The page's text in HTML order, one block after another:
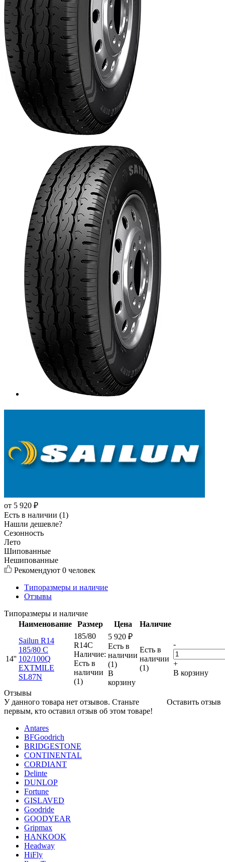
от 5 920 ₽
Есть в наличии (1)
Нашли дешевле?
Сезонность
Лето
Шипованные
Нешипованные
Рекомендуют 0 человек
Типоразмеры и наличие
Отзывы
Типоразмеры и наличие
Наименование
Размер Цена Наличие
14''
Sailun R14
185/80 C
102/100Q
EXTMILE
SL87N
185/80
R14C
Наличие:
Есть в
наличии
(1)
5 920 ₽
Есть в
наличии
(1)
В
корзину
Есть в
наличии
(1)
-
+
В корзину
Отзывы
Оставить отзыв
У данного товара нет отзывов. Станьте
первым, кто оставил отзыв об этом товаре!
Antares
BFGoodrich
BRIDGESTONE
CONTINENTAL
CORDIANT
Delinte
DUNLOP
Fortune
GISLAVED
Goodride
GOODYEAR
Gripmax
HANKOOK
Headway
HiFly